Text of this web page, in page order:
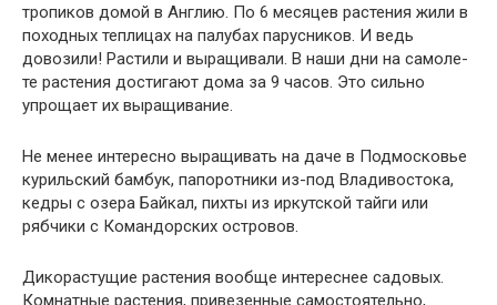
тропиков домой в Англию. По 6 месяцев растения жили в
походных теплицах на палубах парусников. И ведь
довозили! Растили и выращивали. В наши дни на самоле­
те растения достигают дома за 9 часов. Это сильно
упрощает их выращива­ние.
Не менее интересно выращивать на даче в Подмосковье
курильский бам­бук, папоротники из-под Владивостока,
кедры с озера Байкал, пихты из иркутской тайги или
рябчики с Командорских островов.
Дикорастущие растения вообще интереснее садовых.
Комнатные расте­ния, привезенные самостоятельно,